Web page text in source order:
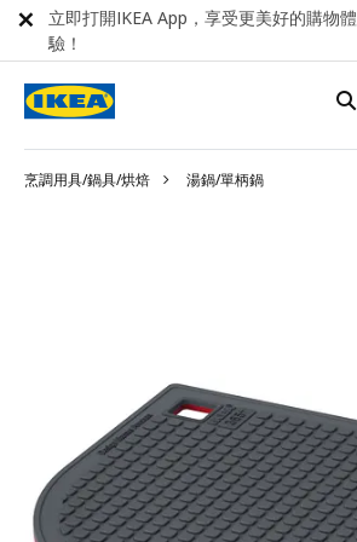
烹調用具/鍋具/烘焙 湯鍋/單柄鍋
立即打開IKEA App，享受更美好的購物體
驗！